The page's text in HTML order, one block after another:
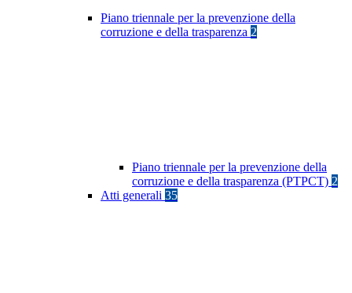
Piano triennale per la prevenzione della
corruzione e della trasparenza 2
Piano triennale per la prevenzione della
corruzione e della trasparenza (PTPCT) 2
Atti generali 35